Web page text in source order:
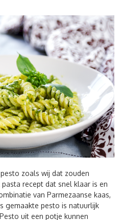
zoals wij dat zouden
recept dat snel klaar is en
van Parmezaanse kaas,
gemaakte pesto is natuurlijk
uit een potje kunnen